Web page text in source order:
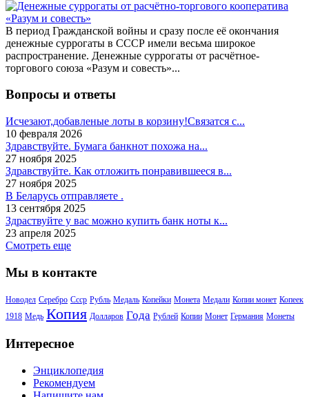
В период Гражданской войны и сразу после её окончания
денежные суррогаты в СССР имели весьма широкое
распространение. Денежные суррогаты от расчётное-
торгового союза «Разум и совесть»...
Вопросы и ответы
Исчезают,добавленые лоты в корзину!Связатся с...
10 февраля 2026
Здравствуйте. Бумага банкнот похожа на...
27 ноября 2025
Здравствуйте. Как отложить понравившееся в...
27 ноября 2025
В Беларусь отправляете .
13 сентября 2025
Здраствуйте у вас можно купить банк ноты к...
23 апреля 2025
Смотреть еще
Мы в контакте
Новодел Серебро Ссср Рубль Медаль Копейки Монета Медали Копии монет Копеек
1918 Медь Копия Долларов Года Рублей Копии Монет Германия Монеты
Интересное
Энциклопедия
Рекомендуем